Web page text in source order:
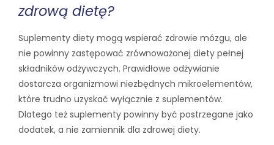
zdrową dietę?
Suplementy diety mogą wspierać zdrowie mózgu, ale
nie powinny zastępować zrównoważonej diety pełnej
składników odżywczych. Prawidłowe odżywianie
dostarcza organizmowi niezbędnych mikroelementów,
które trudno uzyskać wyłącznie z suplementów.
Dlatego też suplementy powinny być postrzegane jako
dodatek, a nie zamiennik dla zdrowej diety.